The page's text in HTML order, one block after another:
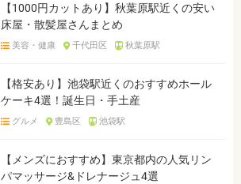
【1000円カットあり】秋葉原駅近くの安い
床屋・散髪屋さんまとめ
美容・健康 千代田区 秋葉原駅
【格安あり】池袋駅近くのおすすめホール
ケーキ4選！誕生日・手土産
グルメ 豊島区 池袋駅
【メンズにおすすめ】東京都内の人気リン
パマッサージ&ドレナージュ4選